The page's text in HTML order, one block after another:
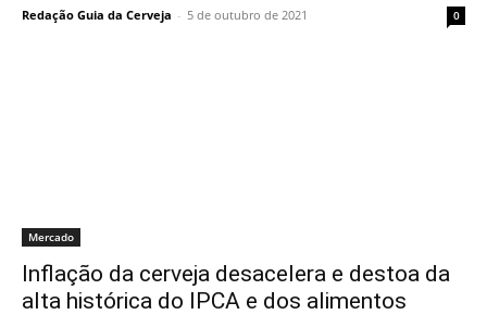
Redação Guia da Cerveja - 5 de outubro de 2021 0
Mercado
Inflação da cerveja desacelera e destoa da
alta histórica do IPCA e dos alimentos